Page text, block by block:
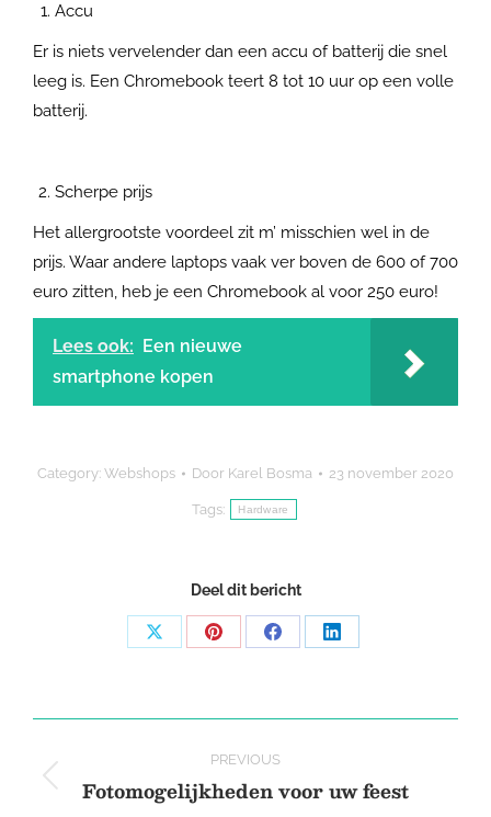
Accu
Er is niets vervelender dan een accu of batterij die snel
leeg is. Een Chromebook teert 8 tot 10 uur op een volle
batterij.
Scherpe prijs
Het allergrootste voordeel zit m’ misschien wel in de
prijs. Waar andere laptops vaak ver boven de 600 of 700
euro zitten, heb je een Chromebook al voor 250 euro!
Lees ook: Een nieuwe
smartphone kopen
Category: Webshops Door Karel Bosma 23 november 2020
Tags: Hardware
Deel dit bericht
Share Share Share Share
navigation
PREVIOUS
Previous
Fotomogelijkheden voor uw feest